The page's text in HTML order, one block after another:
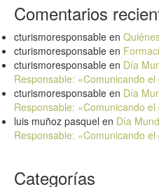
Comentarios
cturismoresponsable en
cturismoresponsable en
cturismoresponsable en Día
Responsable: «Comunicando
cturismoresponsable en Día
Responsable: «Comunicando
luis muñoz pasquel en Día
Responsable: «Comunicando
Categorías